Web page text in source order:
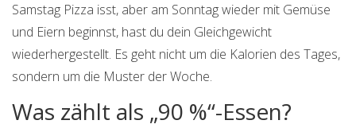
Samstag Pizza isst, aber am Sonntag wieder mit Gemüse
und Eiern beginnst, hast du dein Gleichgewicht
wiederhergestellt. Es geht nicht um die Kalorien des Tages,
sondern um die Muster der Woche.
Was zählt als „90 %“-Essen?